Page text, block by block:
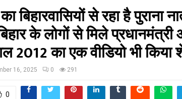
बिहारवासियों से रहा है पुराना
के लोगों से मिले
2012 का एक वीडियो भी किया
16, 2025 0 291
0